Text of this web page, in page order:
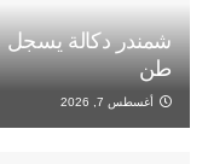
طن
أغسطس 7, 2026